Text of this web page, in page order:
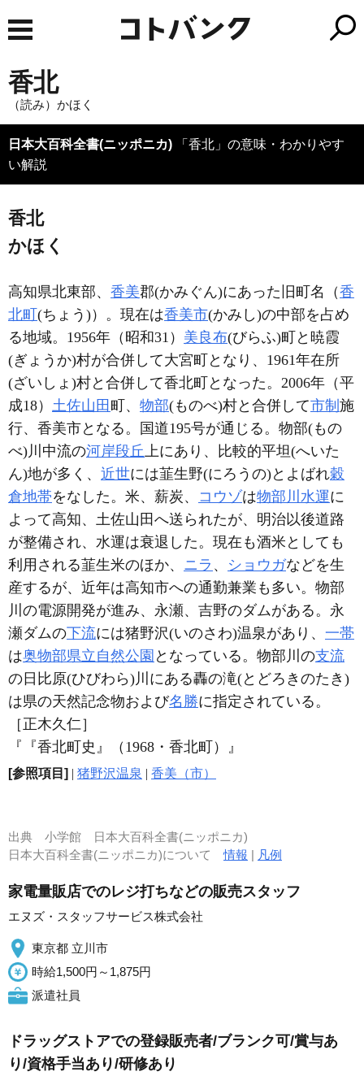
香北
（読み）かほく
日本大百科全書(ニッポニカ) 「香北」の意味・わかりやす
い解説
香北
かほく
高知県北東部、 香美郡(かみぐん)にあった旧町名（香
北町 (ちょう)）。現在は香美市(かみし)の中部を占め
る地域。1956年（昭和31） 美良布(びらふ)町と暁霞
(ぎょうか)村が合併して大宮町となり、1961年在所
(ざいしょ)村と合併して香北町となった。2006年（平
成18） 土佐山田 町、 物部(ものべ)村と合併して市制 施
行、香美市となる。国道195号が通じる。物部(もの
べ)川中流の河岸段丘上にあり、比較的平坦(へいた
ん)地が多く、 近世には韮生野(にろうの)とよばれ穀
倉地帯をなした。米、薪炭、 コウゾは物部川 水運に
よって高知、土佐山田へ送られたが、明治以後道路
が整備され、水運は衰退した。現在も酒米としても
利用される韮生米のほか、 ニラ 、 ショウガなどを生
産するが、近年は高知市への通勤兼業も多い。物部
川の電源開発が進み、永瀬、吉野のダムがある。永
瀬ダムの下流には猪野沢(いのさわ)温泉があり、 一帯
は奥物部県立自然公園 となっている。物部川の支流
の日比原(ひびわら)川にある轟の滝(とどろきのたき)
は県の天然記念物および名勝に指定されている。
［正木久仁］
『『香北町史』（1968・香北町）』
[参照項目] | 猪野沢温泉 | 香美（市）
出典 小学館 日本大百科全書(ニッポニカ)
日本大百科全書(ニッポニカ)について情報 | 凡例
家電量販店でのレジ打ちなどの販売スタッフ
エヌズ・スタッフサービス株式会社
東京都 立川市
時給1,500円～1,875円
派遣社員
ドラッグストアでの登録販売者/ブランク可/賞与あ
り/資格手当あり/研修あり